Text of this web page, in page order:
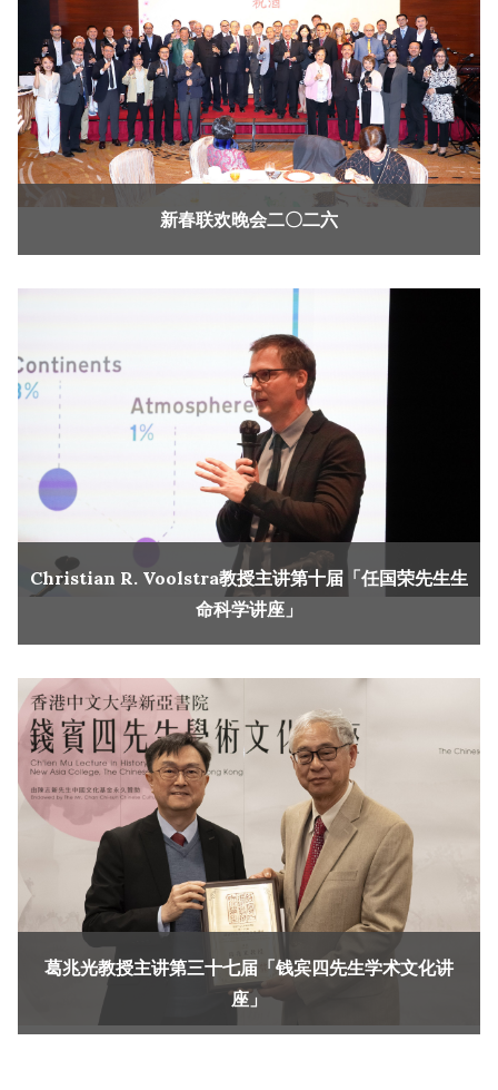
新春联欢晚会二〇二六
Christian R. Voolstra教授主讲第十届「任国荣先生生
命科学讲座」
葛兆光教授主讲第三十七届「钱宾四先生学术文化讲
座」